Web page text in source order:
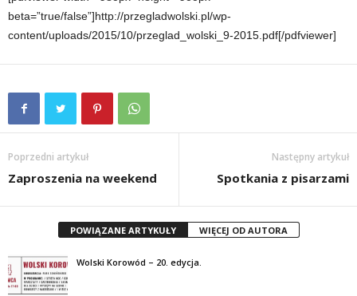
beta=”true/false”]http://przegladwolski.pl/wp-
content/uploads/2015/10/przeglad_wolski_9-2015.pdf[/pdfviewer]
Poprzedni artykuł
Zaproszenia na weekend
Następny artykuł
Spotkania z pisarzami
POWIĄZANE ARTYKUŁY WIĘCEJ OD AUTORA
Wolski Korowód – 20. edycja.